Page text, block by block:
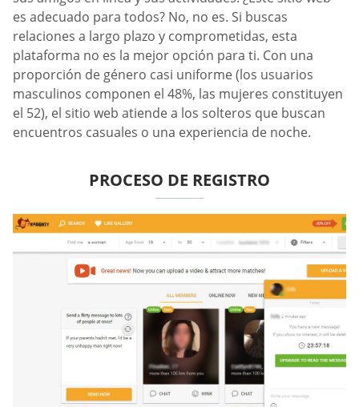
es adecuado para todos? No, no es. Si buscas
relaciones a largo plazo y comprometidas, esta
plataforma no es la mejor opción para ti. Con una
proporción de género casi uniforme (los usuarios
masculinos componen el 48%, las mujeres constituyen
el 52), el sitio web atiende a los solteros que buscan
encuentros casuales o una experiencia de noche.
PROCESO DE REGISTRO